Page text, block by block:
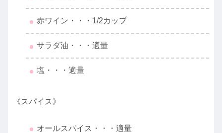
赤ワイン・・・1/2カップ
サラダ油・・・適量
塩・・・適量
《スパイス》
オールスパイス・・・適量